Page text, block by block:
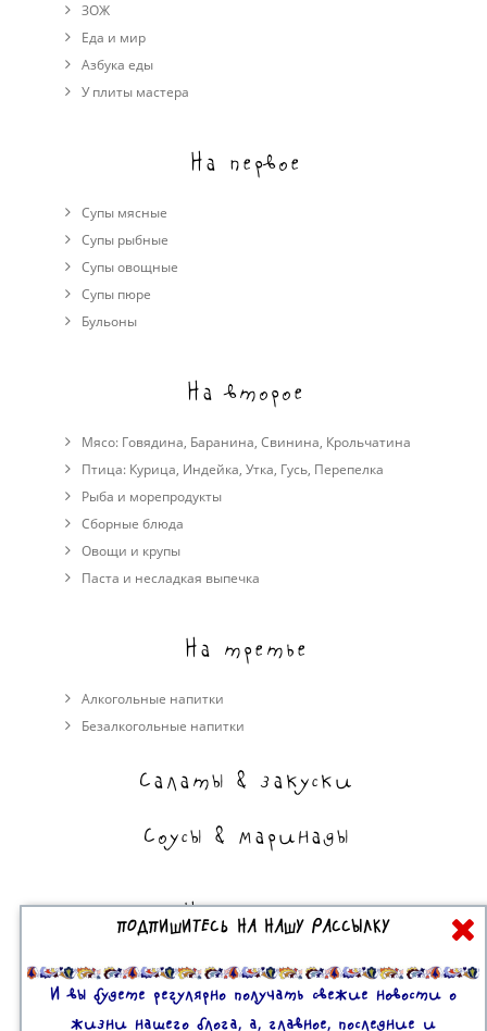
ЗОЖ
Еда и мир
Азбука еды
У плиты мастера
На первое
Супы мясные
Супы рыбные
Супы овощные
Cупы пюре
Бульоны
На второе
Мясо: Говядина, Баранина, Свинина, Крольчатина
Птица: Курица, Индейка, Утка, Гусь, Перепелка
Рыба и морепродукты
Сборные блюда
Овощи и крупы
Паста и несладкая выпечка
На третье
Алкогольные напитки
Безалкогольные напитки
Салаты & закуски
Соусы & маринады
На сладкое
Торты, пирожные, выпечка
Десерты
ПОДПИШИТЕСЬ НА НАШУ РАССЫЛКУ
И вы будете регулярно получать свежие новости о
жизни нашего блога, а, главное, последние и